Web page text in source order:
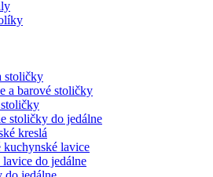
stoličky
a barové stoličky
stoličky do jedálne
kreslá
kuchynské lavice
lavice do jedálne